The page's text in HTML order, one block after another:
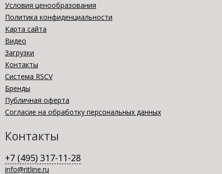
Условия ценообразования
Политика конфиденциальности
Карта сайта
Видео
Загрузки
Контакты
Система RSCV
Бренды
Публичная оферта
Согласие на обработку персональных данных
Контакты
+7 (495) 317-11-28
info@ritline.ru